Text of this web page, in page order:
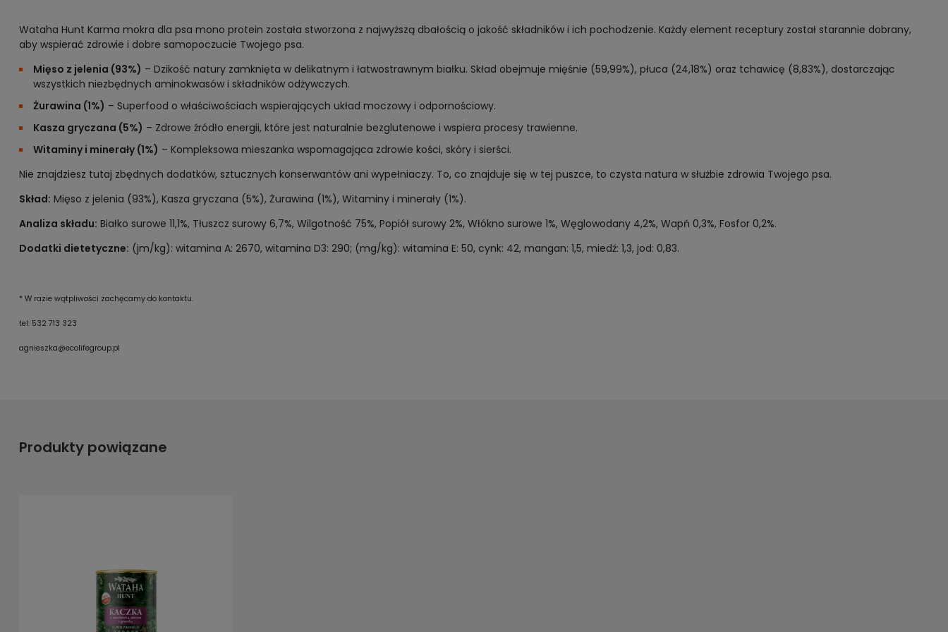
Wataha Hunt Karma mokra dla psa mono protein została stworzona z najwyższą dbałością o jakość składników i ich pochodzenie. Każdy element receptury został starannie dobrany,
aby wspierać zdrowie i dobre samopoczucie Twojego psa.
Mięso z jelenia (93%) – Dzikość natury zamknięta w delikatnym i łatwostrawnym białku. Skład obejmuje mięśnie (59,99%), płuca (24,18%) oraz tchawicę (8,83%), dostarczając
wszystkich niezbędnych aminokwasów i składników odżywczych.
Żurawina (1%) – Superfood o właściwościach wspierających układ moczowy i odpornościowy.
Kasza gryczana (5%) – Zdrowe źródło energii, które jest naturalnie bezglutenowe i wspiera procesy trawienne.
Witaminy i minerały (1%) – Kompleksowa mieszanka wspomagająca zdrowie kości, skóry i sierści.
Nie znajdziesz tutaj zbędnych dodatków, sztucznych konserwantów ani wypełniaczy. To, co znajduje się w tej puszce, to czysta natura w służbie zdrowia Twojego psa.
Skład: Mięso z jelenia (93%), Kasza gryczana (5%), Żurawina (1%), Witaminy i minerały (1%).
Analiza składu: Białko surowe 11,1%, Tłuszcz surowy 6,7%, Wilgotność 75%, Popiół surowy 2%, Włókno surowe 1%, Węglowodany 4,2%, Wapń 0,3%, Fosfor 0,2%.
Dodatki dietetyczne: (jm/kg): witamina A: 2670, witamina D3: 290; (mg/kg): witamina E: 50, cynk: 42, mangan: 1,5, miedź: 1,3, jod: 0,83.
* W razie wątpliwości zachęcamy do kontaktu.
tel: 532 713 323
agnieszka@ecolifegroup.pl
Produkty powiązane